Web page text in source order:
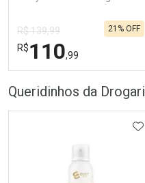
R$ 139,99
R$110,99
21% OFF
Queridinhos da